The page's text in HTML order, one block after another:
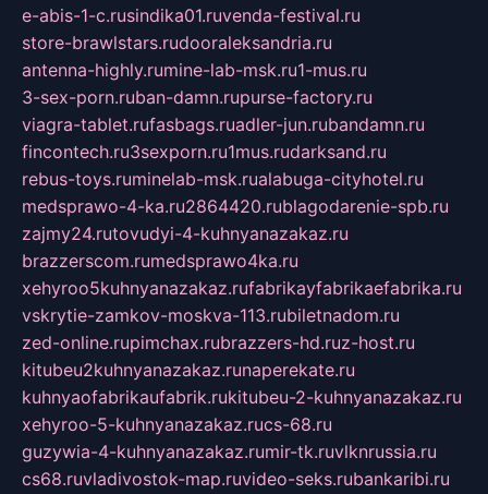
e-abis-1-c.rusindika01.ruvenda-festival.ru
store-brawlstars.rudooraleksandria.ru
antenna-highly.rumine-lab-msk.ru1-mus.ru
3-sex-porn.ruban-damn.rupurse-factory.ru
viagra-tablet.rufasbags.ruadler-jun.rubandamn.ru
fincontech.ru3sexporn.ru1mus.rudarksand.ru
rebus-toys.ruminelab-msk.rualabuga-cityhotel.ru
medsprawo-4-ka.ru2864420.rublagodarenie-spb.ru
zajmy24.rutovudyi-4-kuhnyanazakaz.ru
brazzerscom.rumedsprawo4ka.ru
xehyroo5kuhnyanazakaz.rufabrikayfabrikaefabrika.ru
vskrytie-zamkov-moskva-113.rubiletnadom.ru
zed-online.rupimchax.rubrazzers-hd.ruz-host.ru
kitubeu2kuhnyanazakaz.runaperekate.ru
kuhnyaofabrikaufabrik.rukitubeu-2-kuhnyanazakaz.ru
xehyroo-5-kuhnyanazakaz.rucs-68.ru
guzywia-4-kuhnyanazakaz.rumir-tk.ruvlknrussia.ru
cs68.ruvladivostok-map.ruvideo-seks.rubankaribi.ru